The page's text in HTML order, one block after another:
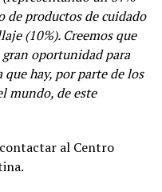
de productos de cuidado
(10%). Creemos que
oportunidad para
hay, por parte de los
mundo, de este
al Centro